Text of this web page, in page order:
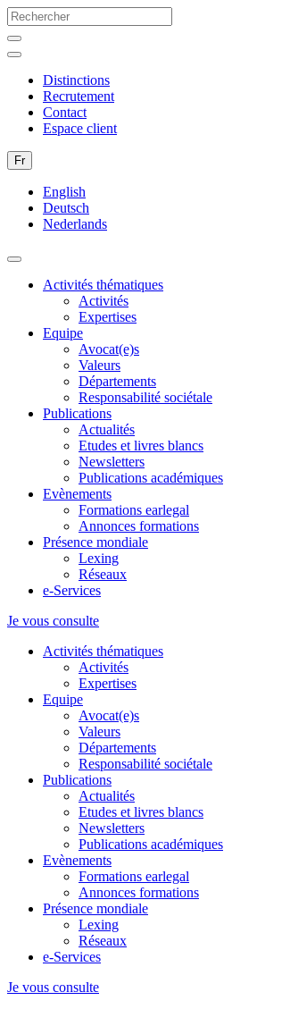
Distinctions
Recrutement
Contact
Espace client
Fr
English
Deutsch
Nederlands
Activités thématiques
Activités
Expertises
Equipe
Avocat(e)s
Valeurs
Départements
Responsabilité sociétale
Publications
Actualités
Etudes et livres blancs
Newsletters
Publications académiques
Evènements
Formations earlegal
Annonces formations
Présence mondiale
Lexing
Réseaux
e-Services
Je vous consulte
Activités thématiques
Activités
Expertises
Equipe
Avocat(e)s
Valeurs
Départements
Responsabilité sociétale
Publications
Actualités
Etudes et livres blancs
Newsletters
Publications académiques
Evènements
Formations earlegal
Annonces formations
Présence mondiale
Lexing
Réseaux
e-Services
Je vous consulte